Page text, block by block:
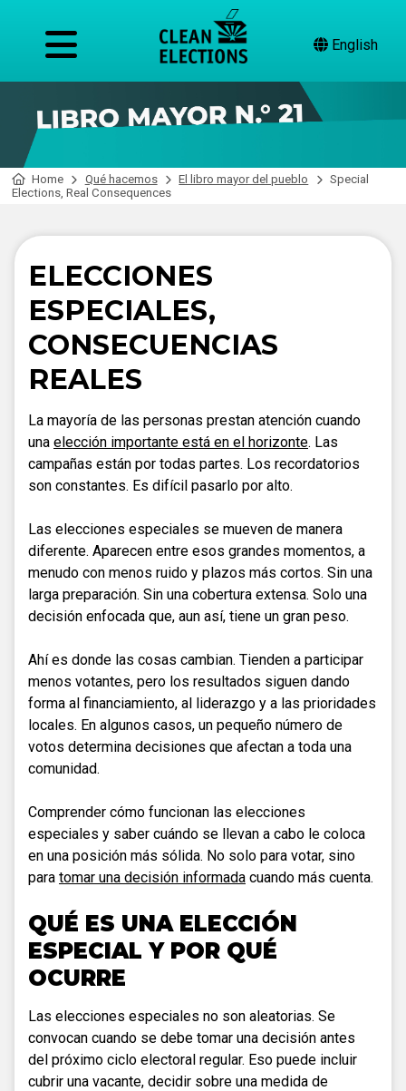
English
Home Qué hacemos El libro mayor del pueblo
Special
Elections, Real Consequences
ELECCIONES
ESPECIALES,
CONSECUENCIAS
REALES
La mayoría de las personas prestan atención cuando
una elección importante está en el horizonte. Las
campañas están por todas partes. Los recordatorios
son constantes. Es difícil pasarlo por alto.
Las elecciones especiales se mueven de manera
diferente. Aparecen entre esos grandes momentos, a
menudo con menos ruido y plazos más cortos. Sin una
larga preparación. Sin una cobertura extensa. Solo una
decisión enfocada que, aun así, tiene un gran peso.
Ahí es donde las cosas cambian. Tienden a participar
menos votantes, pero los resultados siguen dando
forma al financiamiento, al liderazgo y a las prioridades
locales. En algunos casos, un pequeño número de
votos determina decisiones que afectan a toda una
comunidad.
Comprender cómo funcionan las elecciones
especiales y saber cuándo se llevan a cabo le coloca
en una posición más sólida. No solo para votar, sino
para tomar una decisión informada cuando más cuenta.
QUÉ ES UNA ELECCIÓN
ESPECIAL Y POR QUÉ
OCURRE
Las elecciones especiales no son aleatorias. Se
convocan cuando se debe tomar una decisión antes
del próximo ciclo electoral regular. Eso puede incluir
cubrir una vacante, decidir sobre una medida de